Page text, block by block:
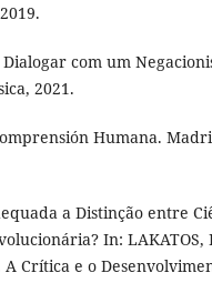
Dialogar com um
2021.
Humana.
a Distinção entre
In: LAKATOS,
A Crítica e o